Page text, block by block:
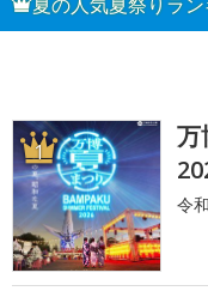
1
万
令